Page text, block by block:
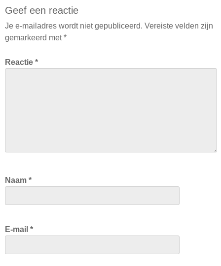
Geef een reactie
Je e-mailadres wordt niet gepubliceerd. Vereiste velden zijn
gemarkeerd met*
Reactie *
Naam *
E-mail *